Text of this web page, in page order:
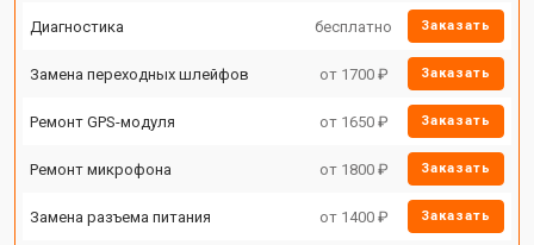
Диагностика бесплатно Заказать
Замена переходных шлейфов от 1700 ₽ Заказать
Ремонт GPS-модуля от 1650 ₽ Заказать
Ремонт микрофона от 1800 ₽ Заказать
Замена разъема питания от 1400 ₽ Заказать